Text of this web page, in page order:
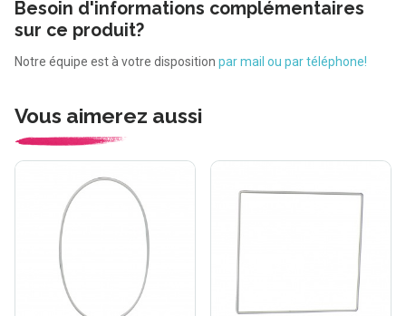
Besoin d'informations complémentaires
sur ce produit?
Notre équipe est à votre disposition par mail ou par téléphone!
Vous aimerez aussi